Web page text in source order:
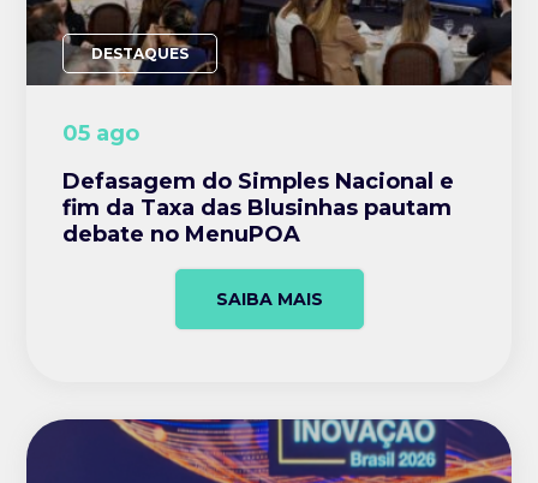
DESTAQUES
05 ago
Defasagem do Simples Nacional e
fim da Taxa das Blusinhas pautam
debate no MenuPOA
SAIBA MAIS